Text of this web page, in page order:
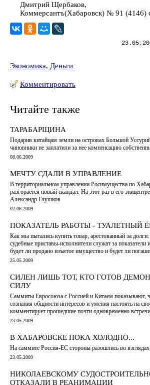
Дмитрий Щербаков,
Коммерсантъ(Хабаровск) № 91 (4146)
Экономика, Деньги
Комментировать
Читайте также
ТАРАБАРЩИНА
Подарив китайцам земли на островах Большой
чиновники не заплатили за нее компенсацию
08.06.2009
МЕЧТУ СДАЛИ В УПРАВЛЕНИЕ
В территориальном управлении Росимущества по
разгорается новый скандал. На этот раз в его
Александр Глушков
02.06.2009
ПОКАЗАТЕЛЬ РАБОТЫ - ТУАЛЕТНЫЙ
Как мы пытались купить товар, арестованный за
судебные приставы-исполнители служат за показатели
будет ли продано изъятое имущество и будет ли
25.05.2009
СИЛЕН ЛИШЬ ТОТ, КТО ГОТОВ
СИЛУ
Саммиты Евросоюза с Россией и Китаем показывают,
сознания общности интересов и умения настоять на
комментирует прошедшие почти одновременно
23.05.2009
В ХАБАРОВСКЕ ПОКА ХОЛОДНО...
На саммите Россия-ЕС стороны разошлись во взглядах
23.05.2009
НИКОЛАЕВСКОМУ
ОТКАЗАЛИ В РЕАНИМАЦИИ